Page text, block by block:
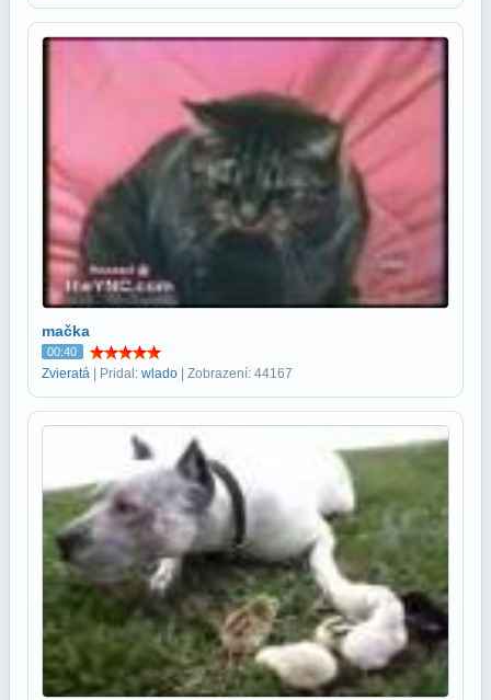
mačka
00:40
Zvieratá | Pridal: wlado | Zobrazení: 44167